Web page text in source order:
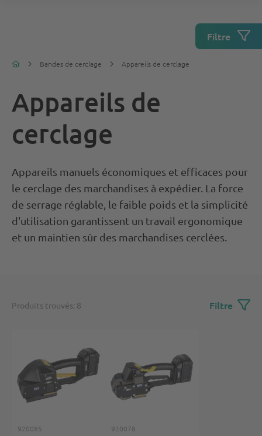
Bandes de cerclage Appareils de cerclage
Appareils de
cerclage
Appareils manuels économiques et efficaces pour
le cerclage des marchandises à expédier. La force
de serrage réglable, le faible poids et la simplicité
d'utilisation garantissent un travail ergonomique
et un maintien sûr des marchandises cerclées.
Filtre
Produits trouvés: 8 Filtre
920085 920078